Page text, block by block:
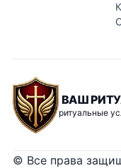
ВАШ
ритуальные
© Все права